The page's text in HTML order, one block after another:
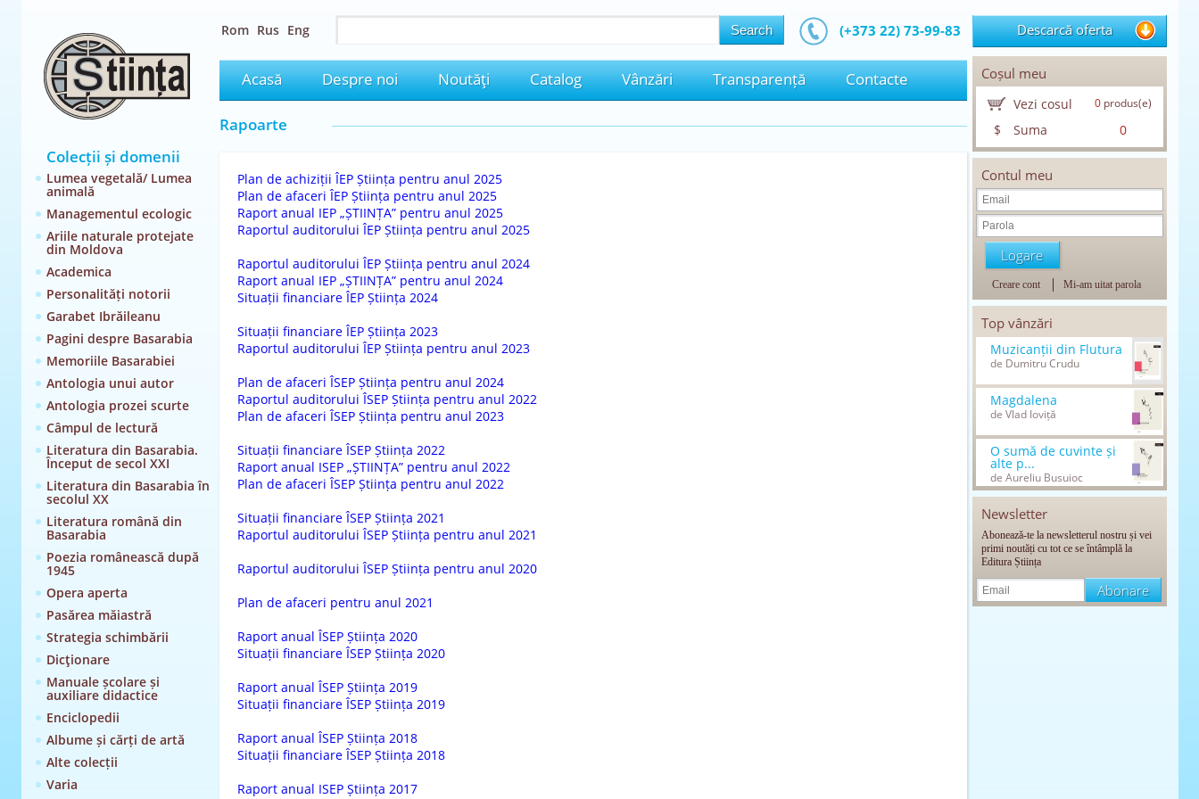
Colecții și domenii
Lumea vegetală/ Lumea
animală
Managementul ecologic
Ariile naturale protejate
din Moldova
Academica
Personalități notorii
Garabet Ibrăileanu
Pagini despre Basarabia
Memoriile Basarabiei
Antologia unui autor
Antologia prozei scurte
Câmpul de lectură
Literatura din Basarabia.
Început de secol XXI
Literatura din Basarabia în
secolul XX
Literatura română din
Basarabia
Poezia românească după
1945
Opera aperta
Pasărea măiastră
Strategia schimbării
Dicţionare
Manuale școlare și
auxiliare didactice
Enciclopedii
Albume și cărți de artă
Alte colecții
Varia
Rom Rus Eng (+373 22) 73-99-83
Acasă Despre noi Noutăţi Catalog Vânzări Transparență Contacte
Rapoarte
Plan de achiziții ÎEP Știința pentru anul 2025
Plan de afaceri ÎEP Știința pentru anul 2025
Raport anual IEP „ȘTIINȚA” pentru anul 2025
Raportul auditorului ÎEP Știința pentru anul 2025
Raportul auditorului ÎEP Știința pentru anul 2024
Raport anual IEP „ȘTIINȚA” pentru anul 2024
Situații financiare ÎEP Știința 2024
Situații financiare ÎEP Știința 2023
Raportul auditorului ÎEP Știința pentru anul 2023
Plan de afaceri ÎSEP Știința pentru anul 2024
Raportul auditorului ÎSEP Știința pentru anul 2022
Plan de afaceri ÎSEP Știința pentru anul 2023
Situații financiare ÎSEP Știința 2022
Raport anual ISEP „ȘTIINȚA” pentru anul 2022
Plan de afaceri ÎSEP Știința pentru anul 2022
Situații financiare ÎSEP Știința 2021
Raportul auditorului ÎSEP Știința pentru anul 2021
Raportul auditorului ÎSEP Știința pentru anul 2020
Plan de afaceri pentru anul 2021
Raport anual ÎSEP Știința 2020
Situații financiare ÎSEP Știința 2020
Raport anual ÎSEP Știința 2019
Situații financiare ÎSEP Știința 2019
Raport anual ÎSEP Știința 2018
Situații financiare ÎSEP Știința 2018
Raport anual ISEP Știința 2017
Descarcă oferta
Coșul meu
Vezi cosul 0produs(e)
$ Suma 0
Contul meu
Creare cont Mi-am uitat parola
Top vânzări
Muzicanții din Flutura
de Dumitru Crudu
Magdalena
de Vlad Ioviță
O sumă de cuvinte și
alte p...
de Aureliu Busuioc
Newsletter
Abonează-te la newsletterul nostru și vei
primi noutăți cu tot ce se întâmplă la
Editura Știința